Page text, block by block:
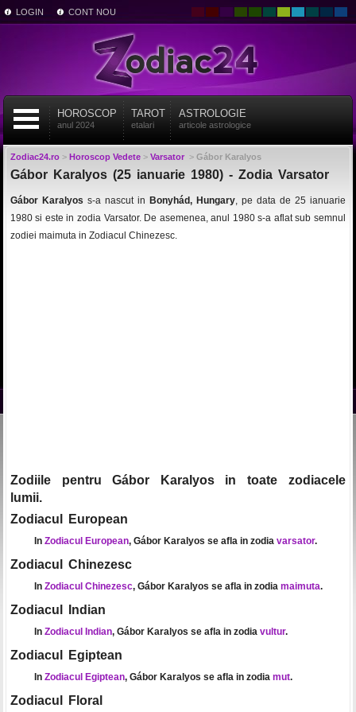
LOGIN CONT NOU
HOROSCOP
anul 2024
TAROT
etalari
ASTROLOGIE
articole astrologice
Zodiac24.ro> Horoscop Vedete> Varsator> Gábor Karalyos
Gábor Karalyos (25 ianuarie 1980) - Zodia Varsator
Gábor Karalyos s-a nascut in Bonyhád, Hungary, pe data de 25 ianuarie
1980 si este in zodia Varsator. De asemenea, anul 1980 s-a aflat sub semnul
zodiei maimuta in Zodiacul Chinezesc.
Zodiile pentru Gábor Karalyos in toate zodiacele
lumii.
Zodiacul European
In Zodiacul European, Gábor Karalyos se afla in zodia varsator.
Zodiacul Chinezesc
In Zodiacul Chinezesc, Gábor Karalyos se afla in zodia maimuta.
Zodiacul Indian
In Zodiacul Indian, Gábor Karalyos se afla in zodia vultur.
Zodiacul Egiptean
In Zodiacul Egiptean, Gábor Karalyos se afla in zodia mut.
Zodiacul Floral